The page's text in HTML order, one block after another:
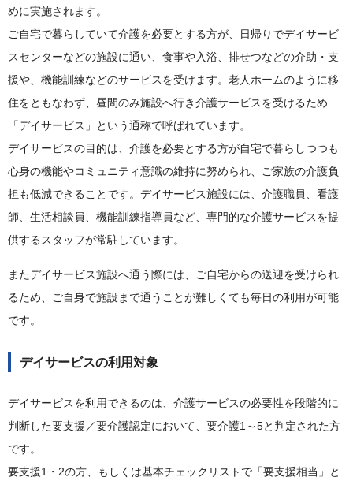
めに実施されます。
ご自宅で暮らしていて介護を必要とする方が、日帰りでデイサービ
スセンターなどの施設に通い、食事や入浴、排せつなどの介助・支
援や、機能訓練などのサービスを受けます。老人ホームのように移
住をともなわず、昼間のみ施設へ行き介護サービスを受けるため
「デイサービス」という通称で呼ばれています。
デイサービスの目的は、介護を必要とする方が自宅で暮らしつつも
心身の機能やコミュニティ意識の維持に努められ、ご家族の介護負
担も低減できることです。デイサービス施設には、介護職員、看護
師、生活相談員、機能訓練指導員など、専門的な介護サービスを提
供するスタッフが常駐しています。
またデイサービス施設へ通う際には、ご自宅からの送迎を受けられ
るため、ご自身で施設まで通うことが難しくても毎日の利用が可能
です。
デイサービスの利用対象
デイサービスを利用できるのは、介護サービスの必要性を段階的に
判断した要支援／要介護認定において、要介護1～5と判定された方
です。
要支援1・2の方、もしくは基本チェックリストで「要支援相当」と